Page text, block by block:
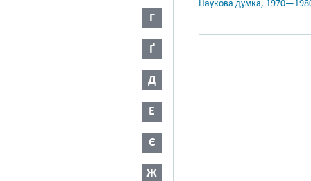
Г
Ґ
Д
Е
Є
Ж
Наукова думка,